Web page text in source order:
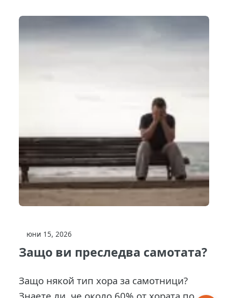
юни 15, 2026
Защо ви преследва самотата?
Защо някой тип хора за самотници?